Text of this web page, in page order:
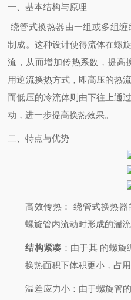
一、基本结构与原理
绕管式换热器由一组或多组
制成。这种设计使得流体在螺
流，从而增加传热系数，提高
用逆流换热方式，即高压的热
而低压的冷流体则由下往上通
动，进一步提高换热效果。
二、特点与优势
高效传热 ： 绕管式换热
螺旋管内流动时形成的湍
结构紧凑 ：由于其 的螺旋
换热面积下体积更小，占用
温差应力小：由于螺旋管